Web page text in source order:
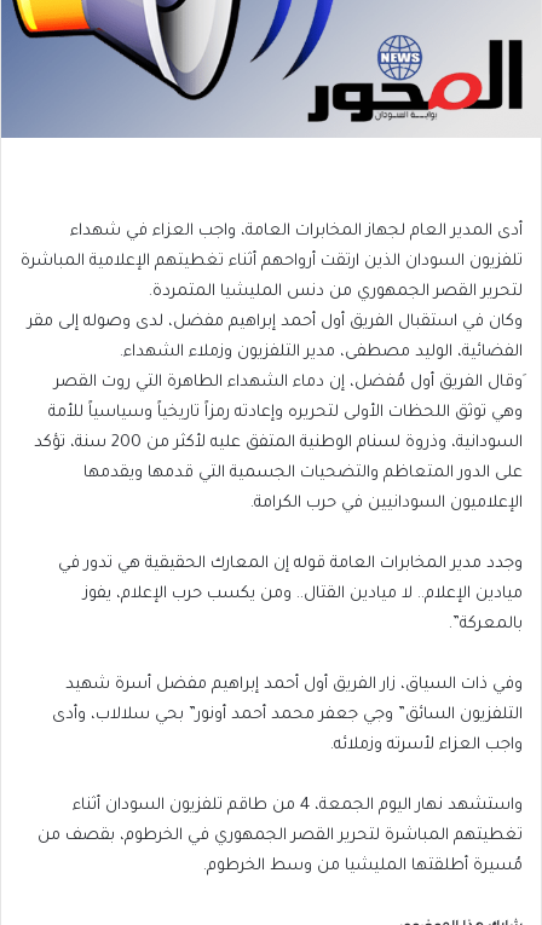
أدى المدير العام لجهاز المخابرات العامة، واجب العزاء في شهداء
تلفزيون السودان الذين ارتقت أرواحهم أثناء تغطيتهم الإعلامية المباشرة
لتحرير القصر الجمهوري من دنس المليشيا المتمردة.
وكان في استقبال الفريق أول أحمد إبراهيم مفضل، لدى وصوله إلى مقر
الفضائية، الوليد مصطفى، مدير التلفزيون وزملاء الشهداء.
َوقال الفريق أول مُفضل، إن دماء الشهداء الطاهرة التي روت القصر
وهي توثق اللحظات الأولى لتحريره وإعادته رمزاً تاريخياً وسياسياً للأمة
السودانية، وذروة لسنام الوطنية المتفق عليه لأكثر من 200 سنة، تؤكد
على الدور المتعاظم والتضحيات الجسمية التي قدمها ويقدمها
الإعلاميون السودانيين في حرب الكرامة.
وجدد مدير المخابرات العامة قوله إن المعارك الحقيقية هي تدور في
ميادين الإعلام.. لا ميادين القتال.. ومن يكسب حرب الإعلام، يفوز
بالمعركة”.
وفي ذات السياق، زار الفريق أول أحمد إبراهيم مفضل أسرة شهيد
التلفزيون السائق” وجي جعفر محمد أحمد أونور” بحي سلالاب، وأدى
واجب العزاء لأسرته وزملائه.
واستشهد نهار اليوم الجمعة، 4 من طاقم تلفزيون السودان أثناء
تغطيتهم المباشرة لتحرير القصر الجمهوري في الخرطوم، بقصف من
مُسيرة أطلقتها المليشيا من وسط الخرطوم.